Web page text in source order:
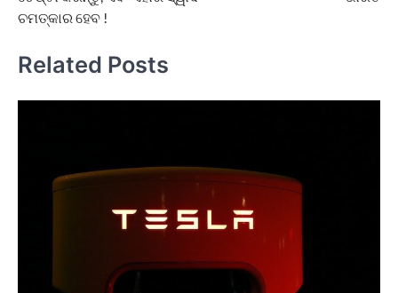
ଚମତ୍କାର ହେବ !
Related Posts